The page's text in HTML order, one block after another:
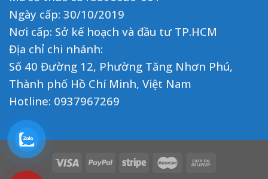
Ngày cấp: 30/10/2019
Nơi cấp: Sở kế hoạch và đầu tư TP.HCM
Địa chỉ chi nhánh:
Số 40 Đường 12, Phường Tăng Nhơn Phú,
Thành phố Hồ Chí Minh, Việt Nam
Hotline: 0937967269